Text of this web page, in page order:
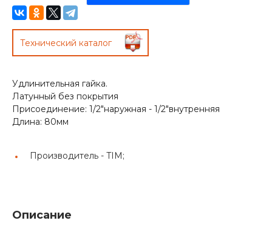
Технический каталог
Удлинительная гайка.
Латунный без покрытия
Присоединение: 1/2"наружная - 1/2"внутренняя
Длина: 80мм
Производитель - TIM;
Описание